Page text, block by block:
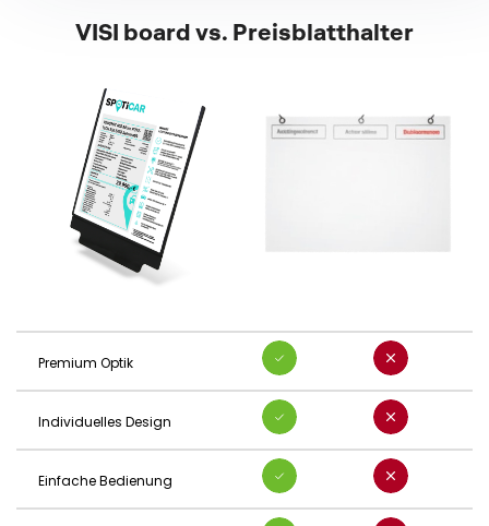
VISI board vs. Preisblatthalter
Premium Optik
Individuelles Design
Einfache Bedienung